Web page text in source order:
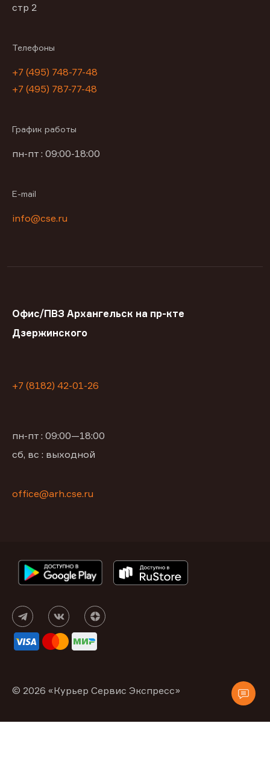
стр 2
Телефоны
+7 (495) 748-77-48
+7 (495) 787-77-48
График работы
пн-пт : 09:00-18:00
E-mail
info@cse.ru
Офис/ПВЗ Архангельск на пр-кте
Дзержинского
+7 (8182) 42-01-26
пн-пт : 09:00—18:00
сб, вс : выходной
office@arh.cse.ru
© 2026 «Курьер Сервис Экспресс»